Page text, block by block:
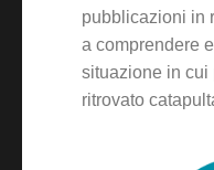
pubblicazioni in
a comprendere
situazione in cui
ritrovato